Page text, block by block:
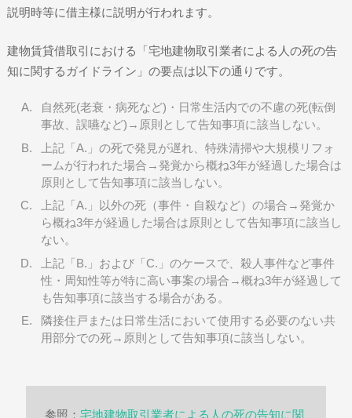
説明時等に借主様に説明が行われます。
建物賃貸借取引における「宅地建物取引業者による人の死の告
知に関するガイドライン」の要点は以下の通りです。
自然死(老衰・病死など)・日常生活内での不慮の死(転倒
事故、誤嚥など)→原則として告知事項に該当しない。
上記「A.」の死で発見が遅れ、特殊清掃や大規模リフォ
ームが行われた場合→発覚から概ね3年が経過した場合は
原則として告知事項に該当しない。
上記「A.」以外の死（事件・自殺など）の場合→発覚か
ら概ね3年が経過した場合は原則として告知事項に該当し
ない。
上記「B.」および「C.」のケースで、殺人事件など事件
性・周知性等が特に高い事案の場合→概ね3年が経過して
も告知事項に該当する場合がある。
隣接住戸または日常生活において使用する必要のない共
用部分での死→原則として告知事項に該当しない。
参照： 宅地建物取引業者による人の死の告知に関